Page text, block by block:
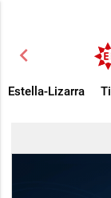
chevron_left
Estella-Lizarra